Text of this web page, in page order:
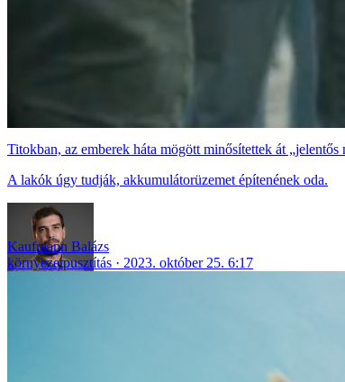
Titokban, az emberek háta mögött minősítettek át
A lakók úgy tudják, akkumulátorüzemet építenének oda.
Kaufmann Balázs
környezetpusztítás
2023. október 25. 6:17